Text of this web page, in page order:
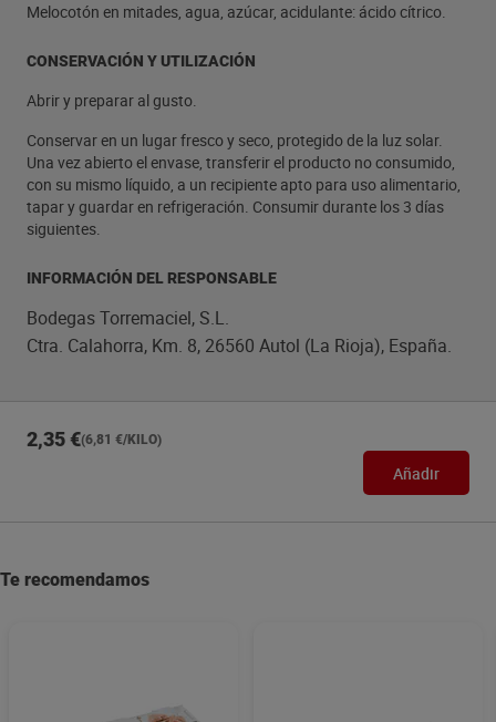
Melocotón en mitades, agua, azúcar, acidulante: ácido cítrico.
CONSERVACIÓN Y UTILIZACIÓN
Abrir y preparar al gusto.
Conservar en un lugar fresco y seco, protegido de la luz solar.
Una vez abierto el envase, transferir el producto no consumido,
con su mismo líquido, a un recipiente apto para uso alimentario,
tapar y guardar en refrigeración. Consumir durante los 3 días
siguientes.
INFORMACIÓN DEL RESPONSABLE
Bodegas Torremaciel, S.L.
Ctra. Calahorra, Km. 8, 26560 Autol (La Rioja), España.
2,35 €(6,81 €/KILO)
Añadir
Te recomendamos